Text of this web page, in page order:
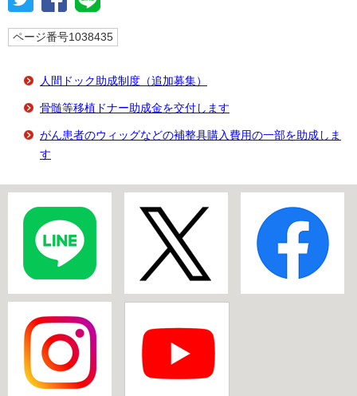
ページ番号1038435
人間ドック助成制度（追加募集）
骨髄等移植ドナー助成金を交付します
がん患者のウィッグなどの補整具購入費用の一部を助成しま
す